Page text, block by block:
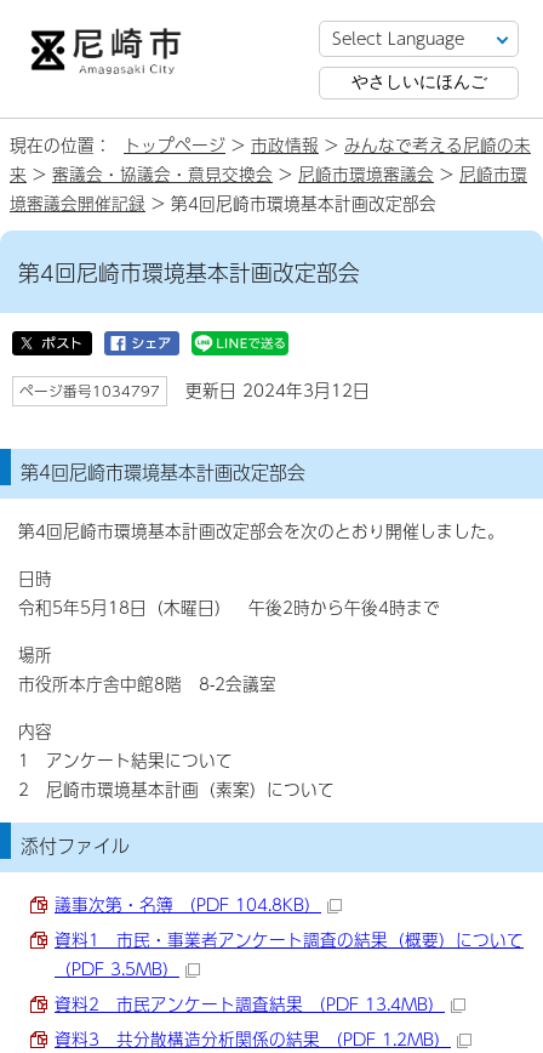
やさしいにほんご
現在の位置： トップページ > 市政情報 > みんなで考える尼崎の未
来 > 審議会・協議会・意見交換会 > 尼崎市環境審議会 > 尼崎市環
境審議会開催記録 > 第4回尼崎市環境基本計画改定部会
第4回尼崎市環境基本計画改定部会
ページ番号1034797 更新日 2024年3月12日
第4回尼崎市環境基本計画改定部会
第4回尼崎市環境基本計画改定部会を次のとおり開催しました。
日時
令和5年5月18日（木曜日） 午後2時から午後4時まで
場所
市役所本庁舎中館8階 8-2会議室
内容
1 アンケート結果について
2 尼崎市環境基本計画（素案）について
添付ファイル
議事次第・名簿 （PDF 104.8KB）
資料1 市民・事業者アンケート調査の結果（概要）について
（PDF 3.5MB）
資料2 市民アンケート調査結果 （PDF 13.4MB）
資料3 共分散構造分析関係の結果 （PDF 1.2MB）